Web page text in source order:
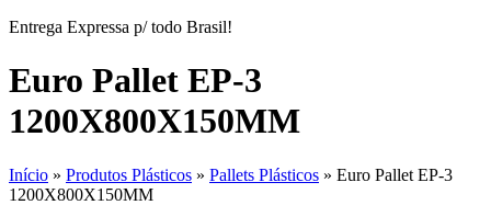
Entrega Expressa p/ todo Brasil!
Euro Pallet EP-3
1200X800X150MM
Início » Produtos Plásticos » Pallets Plásticos » Euro Pallet EP-3
1200X800X150MM